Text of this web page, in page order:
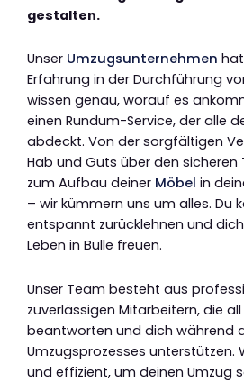
gestalten.
Unser Umzugsunternehmen
Erfahrung in der Durchführung
wissen genau, worauf es
einen Rundum-Service, der alle
abdeckt. Von der sorgfältigen
Hab und Guts über den sicheren
zum Aufbau deiner Möbel in
– wir kümmern uns um alles. Du
entspannt zurücklehnen und
Leben in Bulle freuen.
Unser Team besteht aus
zuverlässigen Mitarbeitern, die
beantworten und dich während
Umzugsprozesses unterstützen.
und effizient, um deinen Umzug